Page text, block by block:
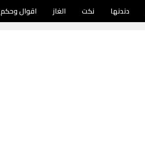
دندنها نكت الغاز اقوال وحكم